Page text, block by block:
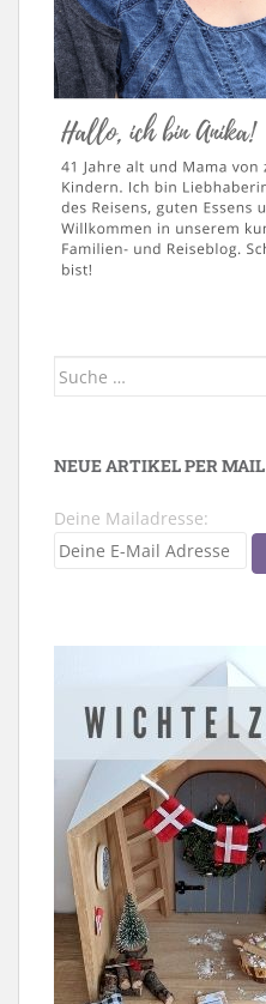
Suche
NEUE ARTIKEL PER MAIL
Deine Mailadresse: